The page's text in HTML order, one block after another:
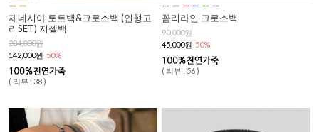
제네시아 토트백&크로스백 (인형고
리SET) 지젤백
284,000원
142,000원 50%
( 리뷰 : 38 )
꼼리라인 크로스백
90,000원
45,000원 50%
( 리뷰 : 56 )